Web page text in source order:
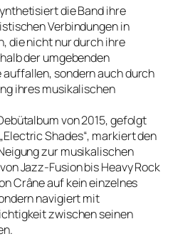
die Band ihre
Verbindungen in
die nicht nur durch ihre
der umgebenden
sondern auch durch
ihres musikalischen
von 2015, gefolgt
Shades“, markiert den
zur musikalischen
Jazz-Fusion bis Heavy Rock
Crâne auf kein einzelnes
navigiert mit
zwischen seinen